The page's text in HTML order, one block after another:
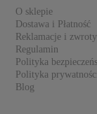
O sklepie
Dostawa i Płatność
Reklamacje i zwroty
Regulamin
Polityka
Polityka
Blog